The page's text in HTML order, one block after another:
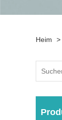
Heim >